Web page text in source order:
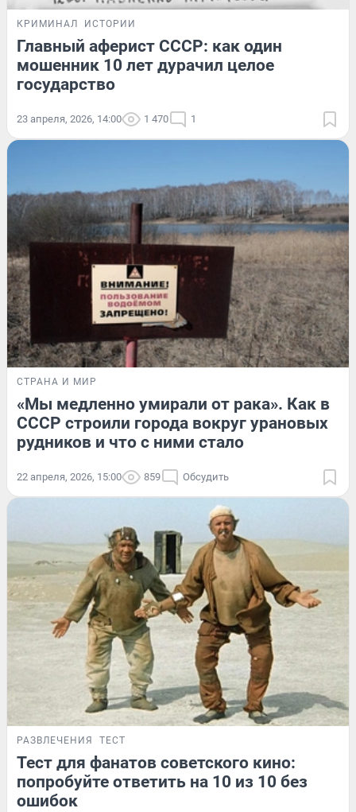
КРИМИНАЛ ИСТОРИИ
Главный аферист СССР: как один
мошенник 10 лет дурачил целое
государство
23 апреля, 2026, 14:00 1 470 1
СТРАНА И МИР
«Мы медленно умирали от рака». Как в
СССР строили города вокруг урановых
рудников и что с ними стало
22 апреля, 2026, 15:00 859 Обсудить
РАЗВЛЕЧЕНИЯ ТЕСТ
Тест для фанатов советского кино:
попробуйте ответить на 10 из 10 без
ошибок